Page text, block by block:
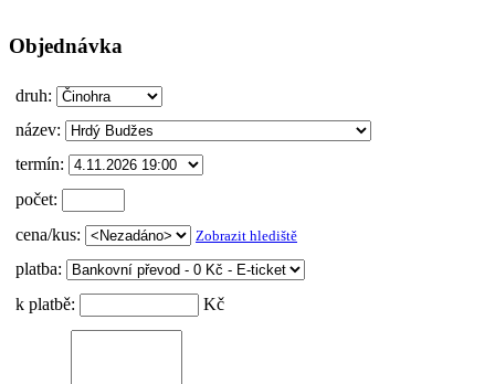
Objednávka
druh:
název:
termín:
počet:
cena/kus:
Zobrazit hlediště
platba:
k platbě:
Kč